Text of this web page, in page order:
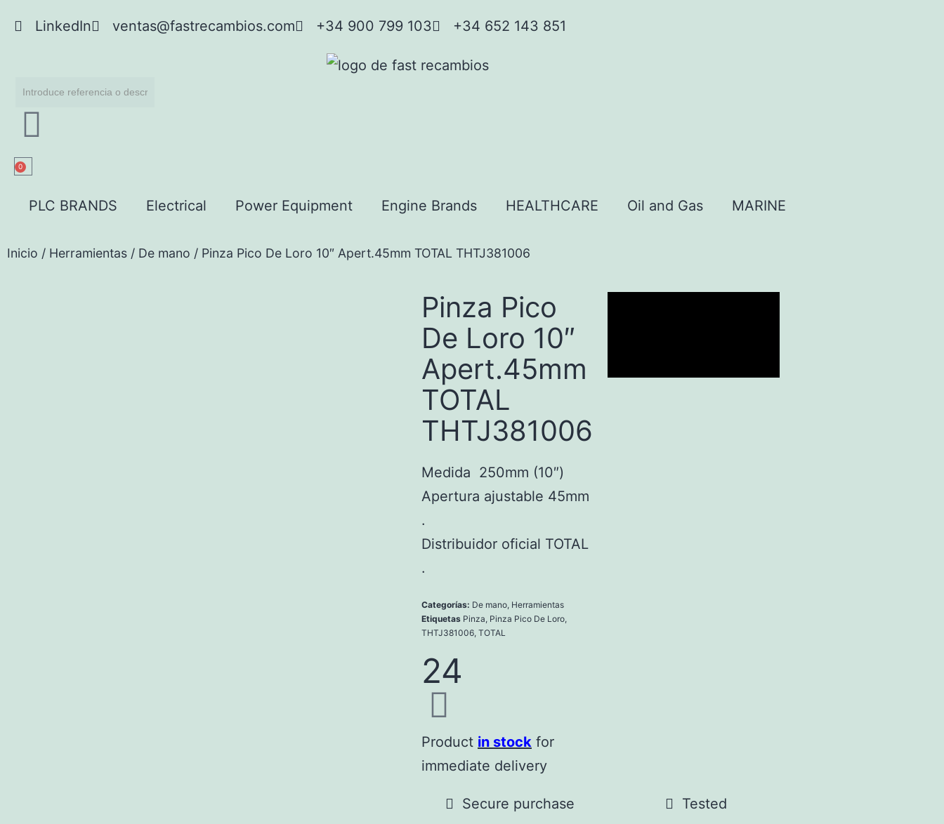
LinkedIn ventas@fastrecambios.com +34 900 799 103 +34 652 143 851
0
PLC BRANDS Electrical Power Equipment Engine Brands HEALTHCARE Oil and Gas MARINE
Inicio / Herramientas / De mano / Pinza Pico De Loro 10″ Apert.45mm TOTAL THTJ381006
Pinza Pico
De Loro 10″
Apert.45mm
TOTAL
THTJ381006
Medida 250mm (10″)
Apertura ajustable 45mm
.
Distribuidor oficial TOTAL
.
Categorías: De mano Herramientas
Etiquetas Pinza Pinza Pico De Loro
THTJ381006 TOTAL
24
Product in stock for
immediate delivery
Secure purchase Tested